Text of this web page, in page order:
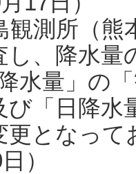
観測所（熊
し、降水
水量」の
び「日降
更となっ
）